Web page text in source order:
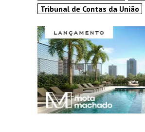
Tribunal de Contas da União